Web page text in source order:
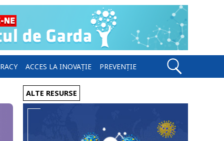
ACCES LA INOVAȚIE PREVENȚIE
ALTE RESURSE